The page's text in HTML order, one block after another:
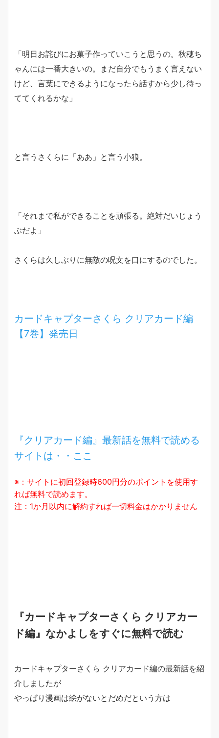
「明日お詫びにお菓子作っていこうと思うの。秋穂ち
ゃんには一番大きいの。まだ自分でもうまく言えない
けど、言葉にできるようになったら話すから少し待っ
ててくれるかな」
と言うさくらに「ああ」と言う小狼。
「それまで私ができることを頑張る。絶対だいじょう
ぶだよ」
さくらは久しぶりに無敵の呪文を口にするのでした。
カードキャプターさくら クリアカード編
【7巻】発売日
『クリアカード編』最新話を無料で読める
サイトは・・ここ
※：サイトに初回登録時600円分のポイントを使用す
れば無料で読めます。
注：1か月以内に解約すれば一切料金はかかりません
『カードキャプターさくら クリアカー
ド編』なかよしをすぐに無料で読む
カードキャプターさくら クリアカード編の最新話を紹
介しましたが
やっぱり漫画は絵がないとだめだという方は